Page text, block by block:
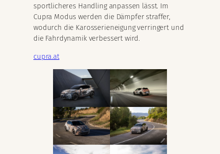
sportlicheres Handling anpassen lässt. Im
Cupra Modus werden die Dämpfer straffer,
wodurch die Karosserieneigung verringert und
die Fahrdynamik verbessert wird.
cupra.at